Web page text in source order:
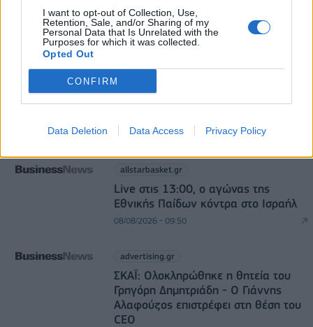
I want to opt-out of Collection, Use,
Retention, Sale, and/or Sharing of my
Personal Data that Is Unrelated with the
Purposes for which it was collected.
Opted Out
CONFIRM
Data Deletion Data Access Privacy Policy
Έβανς για Ζαλγκίρις: «Όταν λέω
08/08/2026 - 10:34
allstarbasket.gr
Live στις 13:00, ο αγώνας της
Εθνικής Παίδων κόντρα στο Ισραήλ
08/08/2026 - 09:50
advertising.gr
ΣΚΑΪ: Ολοκληρώθηκε η θητεία του
Γρηγόρη Δημητριάδη - Ο Γιάννης
Αλαφούζος επιστρέφει στη θέση του
CEO